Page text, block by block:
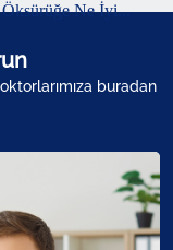
Ne İyi...
buradan